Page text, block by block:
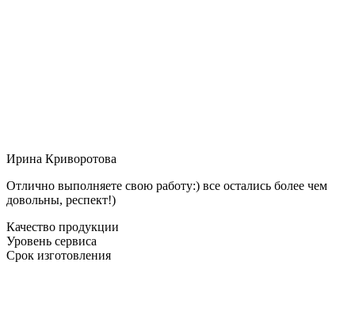
Ирина Криворотова
Отлично выполняете свою работу:) все остались более чем
довольны, респект!)
Качество продукции
Уровень сервиса
Срок изготовления